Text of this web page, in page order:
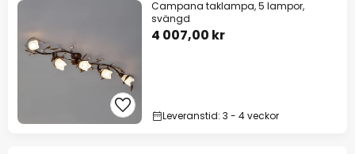
Campana taklampa, 5 lampor,
svängd
4 007,00 kr
Leveranstid: 3 - 4 veckor